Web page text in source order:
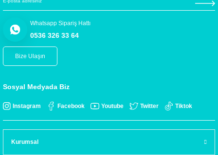
Whatsapp Sipariş Hattı
0536 326 33 64
Bize Ulaşın
Sosyal Medyada Biz
Instagram Facebook Youtube Twitter Tiktok
Kurumsal